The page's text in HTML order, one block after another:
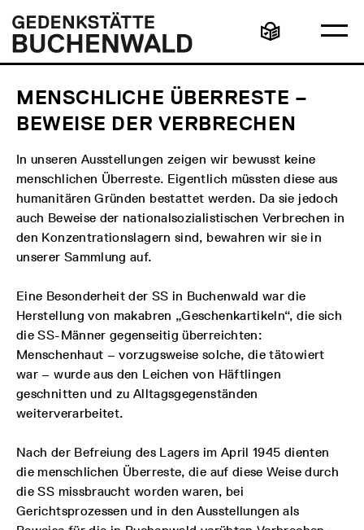
zum
Inhalt
Gedenkstätte
Buchenwald
Leichte
Sprache
MENSCHLICHE ÜBERRESTE –
BEWEISE DER VERBRECHEN
In unseren Ausstellungen zeigen wir bewusst keine
menschlichen Überreste. Eigentlich müssten diese aus
humanitären Gründen bestattet werden. Da sie jedoch
auch Beweise der nationalsozialistischen Verbrechen in
den Konzentrationslagern sind, bewahren wir sie in
unserer Sammlung auf.
Eine Besonderheit der SS in Buchenwald war die
Herstellung von makabren „Geschenkartikeln“, die sich
die SS-Männer gegenseitig überreichten:
Menschenhaut – vorzugsweise solche, die tätowiert
war – wurde aus den Leichen von Häftlingen
geschnitten und zu Alltagsgegenständen
weiterverarbeitet.
Nach der Befreiung des Lagers im April 1945 dienten
die menschlichen Überreste, die auf diese Weise durch
die SS missbraucht worden waren, bei
Gerichtsprozessen und in den Ausstellungen als